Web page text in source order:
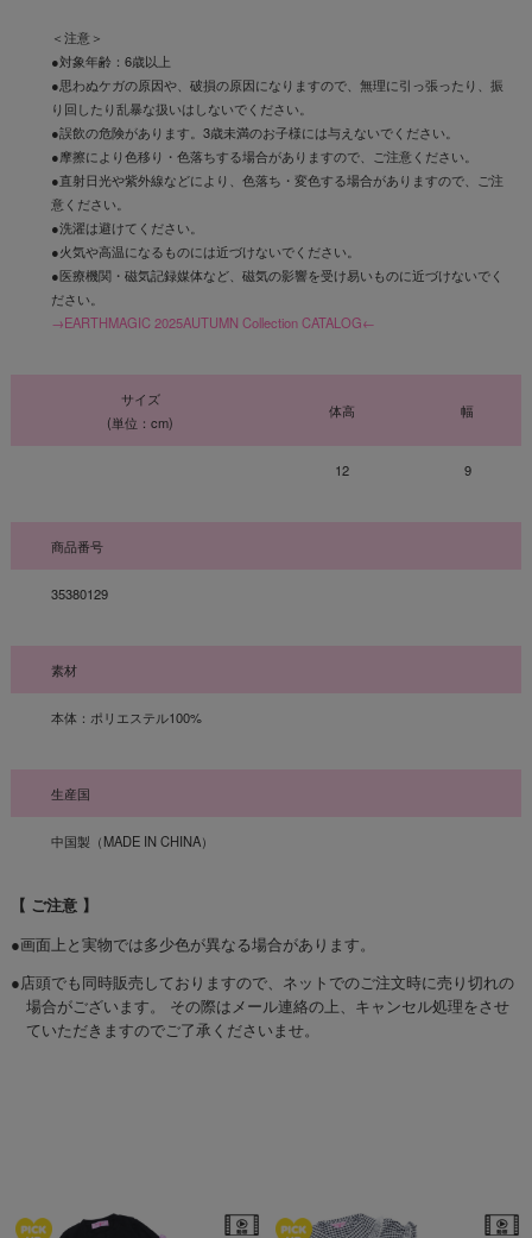
＜注意＞
●対象年齢：6歳以上
●思わぬケガの原因や、破損の原因になりますので、無理に引っ張ったり、振
り回したり乱暴な扱いはしないでください。
●誤飲の危険があります。3歳未満のお子様には与えないでください。
●摩擦により色移り・色落ちする場合がありますので、ご注意ください。
●直射日光や紫外線などにより、色落ち・変色する場合がありますので、ご注
意ください。
●洗濯は避けてください。
●火気や高温になるものには近づけないでください。
●医療機関・磁気記録媒体など、磁気の影響を受け易いものに近づけないでく
ださい。
→EARTHMAGIC 2025AUTUMN Collection CATALOG←
サイズ
(単位：cm)
体高 幅
12 9
商品番号
35380129
素材
本体：ポリエステル100%
生産国
中国製（MADE IN CHINA）
【 ご注意 】
●画面上と実物では多少色が異なる場合があります。
●店頭でも同時販売しておりますので、ネットでのご注文時に売り切れの
場合がございます。 その際はメール連絡の上、キャンセル処理をさせ
ていただきますのでご了承くださいませ。